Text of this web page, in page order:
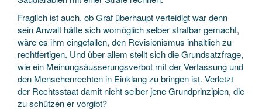
Fraglich ist auch, ob Graf überhaupt verteidigt war denn
sein Anwalt hätte sich womöglich selber strafbar gemacht,
wäre es ihm eingefallen, den Revisionismus inhaltlich zu
rechtfertigen. Und über allem stellt sich die Grundsatzfrage,
wie ein Meinungsäusserungsverbot mit der Verfassung und
den Menschenrechten in Einklang zu bringen ist. Verletzt
der Rechtsstaat damit nicht selber jene Grundprinzipien, die
zu schützen er vorgibt?